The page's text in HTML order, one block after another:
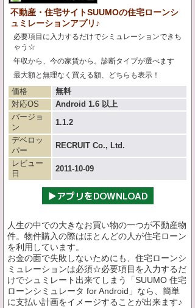
不動産・住宅サイトSUUMOの住宅ローンシ
ュミレーションアプリ♪
必要項目に入力するだけでシミュレーションできち
ゃう☆
年収から、今の家賃から。診断タイプが選べます
最大額と無理なく買える額、どちらも表示！
価格
無料
対応OS
Android 1.6 以上
バージョ
ン
1.1.2
デベロッ
パー
RECRUIT Co., Ltd.
レビュー
日
2011-10-09
人生の中での大きなお買い物の一つが不動産物
件。物件購入の際はほとんどの人が住宅ローン
を利用しています。
お金の面で失敗しないためにも、住宅ローンシ
ミュレーションは必須☆必要項目を入力するだ
けでシュミレート出来てしまう「SUUMO 住宅
ローンシミュレータ for Android」なら、簡単
に支払い計画をイメージすることが出来ます♪